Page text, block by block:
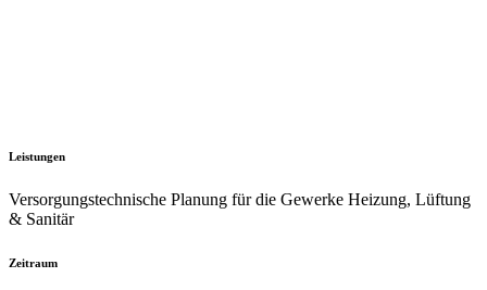
Leistungen
Versorgungstechnische Planung für die Gewerke Heizung, Lüftung
& Sanitär
Zeitraum